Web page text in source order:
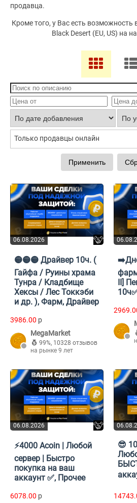
продавца.
Кроме того, у Вас есть возможность
Black Desert (EU, US) на
Только продавцы онлайн
06.08.2026
🟡🟡🟡 Драйвер 10ч. (
Гайфа / Руины храма
Тунра / Кладбище
Хексы / Лес Токкэби
и др. ), Фарм, Драйвер
3986.00 p
MegaMarket
99%, 10328 отзывов
на рынке 9 лет
II]
06.08.2026
⚡4000 Acoin | Любой
сервер | Быстро
покупка на ваш
аккаунт ✅, Прочее
6078.00 p
😎